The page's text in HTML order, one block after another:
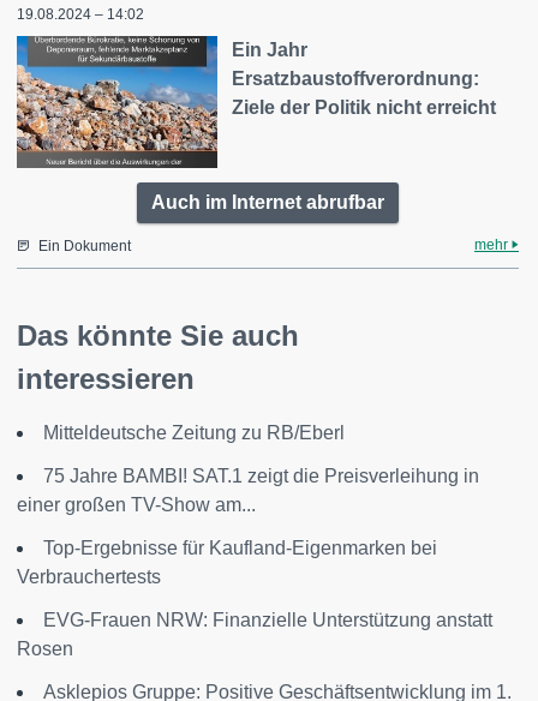
19.08.2024 – 14:02
Ein Jahr
Ersatzbaustoffverordnung:
Ziele der Politik nicht erreicht
Auch im Internet abrufbar
Ein Dokument mehr
Das könnte Sie auch
interessieren
Mitteldeutsche Zeitung zu RB/Eberl
75 Jahre BAMBI! SAT.1 zeigt die Preisverleihung in
einer großen TV-Show am...
Top-Ergebnisse für Kaufland-Eigenmarken bei
Verbrauchertests
EVG-Frauen NRW: Finanzielle Unterstützung anstatt
Rosen
Asklepios Gruppe: Positive Geschäftsentwicklung im 1.